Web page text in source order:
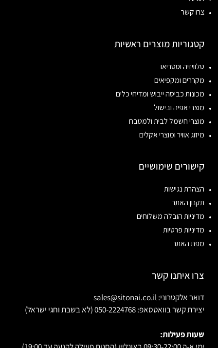
צרו קשר
קטגוריות מוצרים ראשיות
טלוויזיה וסטריאו
מקררים ומקפיאים
מכונות כביסה ייבוש ומדיחי כלים
מוצרי אפיה ובישול
מוצרי חשמל לבית ולמטבח
מיזוג אוויר ומוצרי אקלים
קישורים שימושיים
הצהרת נגישות
תקנון האתר
מדיניות הובלה משלוחים
מדיניות פרטיות
מפת האתר
צרו איתנו קשר
דואר אלקטרוני: sales@sitonai.co.il
יצירת קשר בוואטסאפ: 050-2224768 (לא בשבת וחגי ישראל)
שעות פעילות: